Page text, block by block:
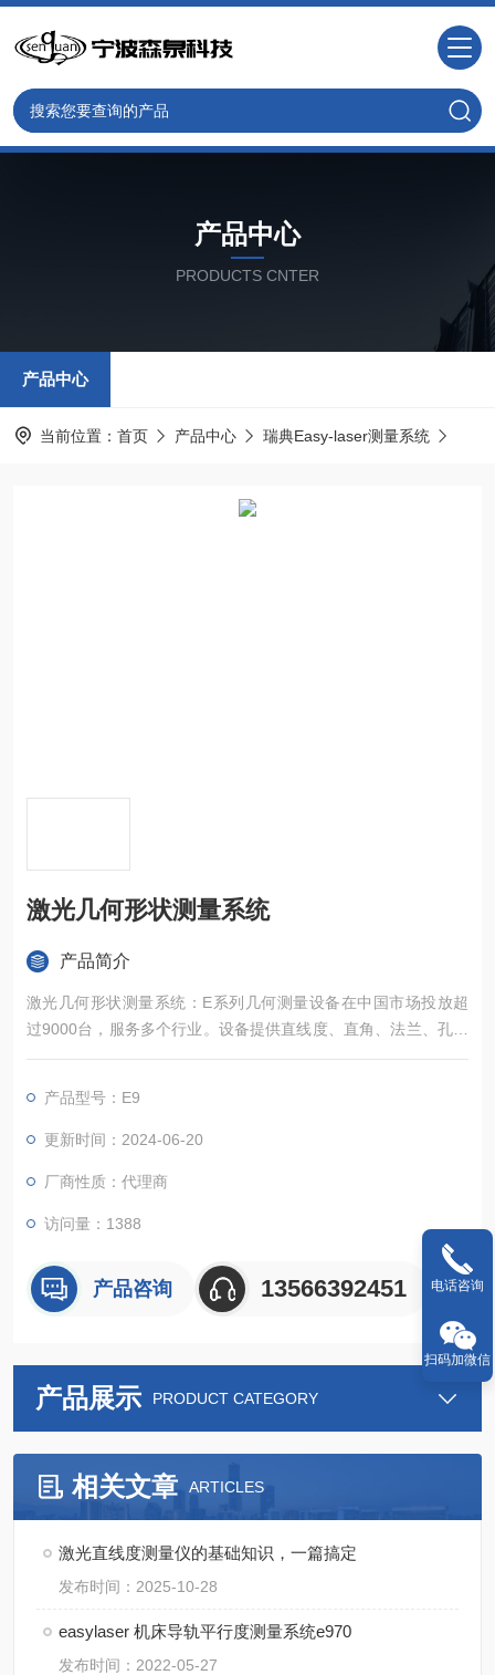
产品中心
PRODUCTS CNTER
产品中心
当前位置： 首页 产品中心 瑞典Easy-laser测量系统
激光几何形状测量系统
产品简介
激光几何形状测量系统：E系列几何测量设备在中国市场投放超
过9000台，服务多个行业。设备提供直线度、直角、法兰、孔同
心度及辊系找平等测量方案。测量快速、简单、精准，并可导出
产品型号：E9
更新时间：2024-06-20
厂商性质：代理商
访问量：1388
产品咨询 13566392451
产品展示 PRODUCT CATEGORY
相关文章 ARTICLES
激光直线度测量仪的基础知识，一篇搞定
发布时间：2025-10-28
easylaser 机床导轨平行度测量系统e970
发布时间：2022-05-27
电话咨询
扫码加微信